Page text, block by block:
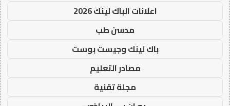
اعلانات الباك لينك 2026
مدسن طب
باك لينك وجيست بوست
مصادر التعليم
مجلة تقنية